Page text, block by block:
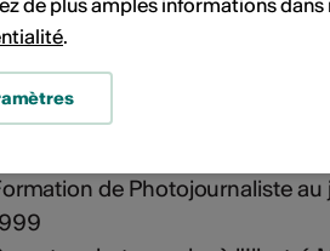
de Photojournaliste
de plus amples informations dans
.